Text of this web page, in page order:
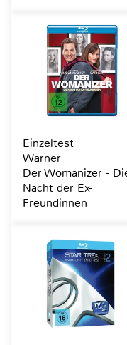
Einzeltest
Warner
Der Womanizer -
Nacht der Ex-
Freundinnen